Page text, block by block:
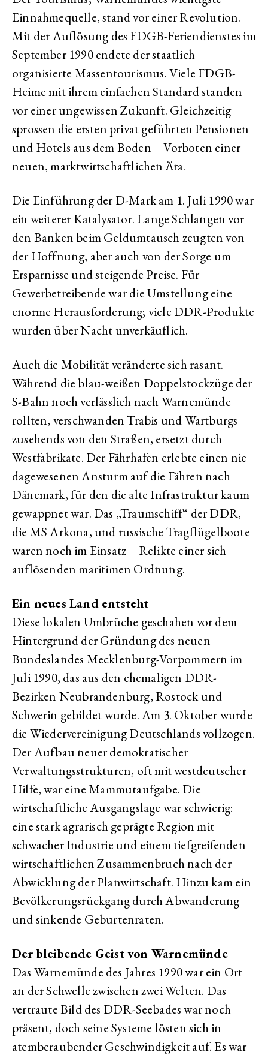
Einnahmequelle, stand vor einer Revolution.
Mit der Auflösung des FDGB-Feriendienstes im
September 1990 endete der staatlich
organisierte Massentourismus. Viele FDGB-
Heime mit ihrem einfachen Standard standen
vor einer ungewissen Zukunft. Gleichzeitig
sprossen die ersten privat geführten Pensionen
und Hotels aus dem Boden – Vorboten einer
neuen, marktwirtschaftlichen Ära.
Die Einführung der D-Mark am 1. Juli 1990 war
ein weiterer Katalysator. Lange Schlangen vor
den Banken beim Geldumtausch zeugten von
der Hoffnung, aber auch von der Sorge um
Ersparnisse und steigende Preise. Für
Gewerbetreibende war die Umstellung eine
enorme Herausforderung; viele DDR-Produkte
wurden über Nacht unverkäuflich.
Auch die Mobilität veränderte sich rasant.
Während die blau-weißen Doppelstockzüge der
S-Bahn noch verlässlich nach Warnemünde
rollten, verschwanden Trabis und Wartburgs
zusehends von den Straßen, ersetzt durch
Westfabrikate. Der Fährhafen erlebte einen nie
dagewesenen Ansturm auf die Fähren nach
Dänemark, für den die alte Infrastruktur kaum
gewappnet war. Das „Traumschiff“ der DDR,
die MS Arkona, und russische Tragflügelboote
waren noch im Einsatz – Relikte einer sich
auflösenden maritimen Ordnung.
Ein neues Land entsteht
Diese lokalen Umbrüche geschahen vor dem
Hintergrund der Gründung des neuen
Bundeslandes Mecklenburg-Vorpommern im
Juli 1990, das aus den ehemaligen DDR-
Bezirken Neubrandenburg, Rostock und
Schwerin gebildet wurde. Am 3. Oktober wurde
die Wiedervereinigung Deutschlands vollzogen.
Der Aufbau neuer demokratischer
Verwaltungsstrukturen, oft mit westdeutscher
Hilfe, war eine Mammutaufgabe. Die
wirtschaftliche Ausgangslage war schwierig:
eine stark agrarisch geprägte Region mit
schwacher Industrie und einem tiefgreifenden
wirtschaftlichen Zusammenbruch nach der
Abwicklung der Planwirtschaft. Hinzu kam ein
Bevölkerungsrückgang durch Abwanderung
und sinkende Geburtenraten.
Der bleibende Geist von Warnemünde
Das Warnemünde des Jahres 1990 war ein Ort
an der Schwelle zwischen zwei Welten. Das
vertraute Bild des DDR-Seebades war noch
präsent, doch seine Systeme lösten sich in
atemberaubender Geschwindigkeit auf. Es war